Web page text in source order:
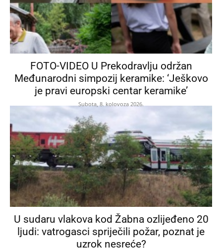
FOTO-VIDEO U Prekodravlju održan
Međunarodni simpozij keramike: ‘Ješkovo
je pravi europski centar keramike’
Subota, 8. kolovoza 2026.
U sudaru vlakova kod Žabna ozlijeđeno 20
ljudi: vatrogasci spriječili požar, poznat je
uzrok nesreće?